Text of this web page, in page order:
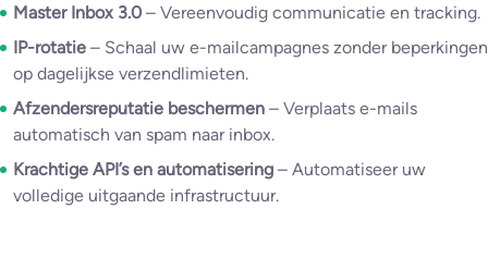
Master Inbox 3.0 – Vereenvoudig communicatie en tracking.
IP-rotatie – Schaal uw e-mailcampagnes zonder beperkingen
op dagelijkse verzendlimieten.
Afzendersreputatie beschermen – Verplaats e-mails
automatisch van spam naar inbox.
Krachtige API’s en automatisering – Automatiseer uw
volledige uitgaande infrastructuur.